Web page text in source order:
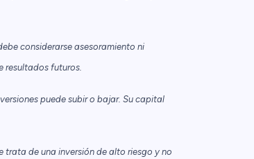
considerarse asesoramiento ni
resultados futuros.
puede subir o bajar. Su capital
trata de una inversión de alto riesgo y no